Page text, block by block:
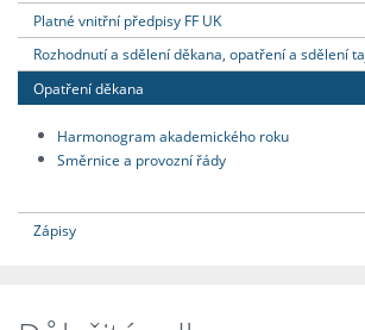
Platné vnitřní předpisy FF UK
Rozhodnutí a sdělení děkana, opatření a sdělení
Opatření děkana
Harmonogram akademického roku
Směrnice a provozní řády
Zápisy